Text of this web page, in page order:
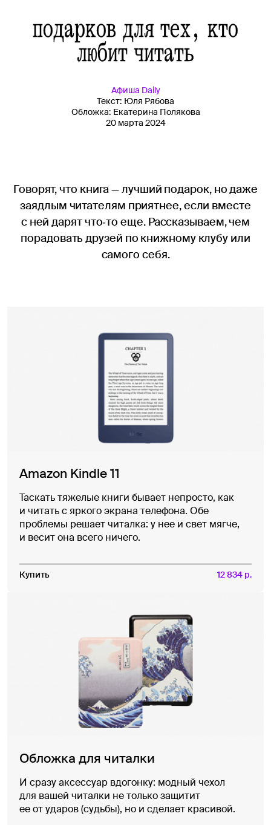
подарков для тех, кто
любит читать
Афиша Daily
Текст: Юля Рябова
Обложка: Екатерина Полякова
20 марта 2024
Говорят, что книга — лучший подарок, но даже
заядлым читателям приятнее, если вместе
с ней дарят что‑то еще. Рассказываем, чем
порадовать друзей по книжному клубу или
самого себя.
Amazon Kindle 11
Таскать тяжелые книги бывает непросто, как
и читать с яркого экрана телефона. Обе
проблемы решает читалка: у нее и свет мягче,
и весит она всего ничего.
Купить 12 834 р.
Обложка для читалки
И сразу аксессуар вдогонку: модный чехол
для вашей читалки не только защитит
ее от ударов (судьбы), но и сделает красивой.